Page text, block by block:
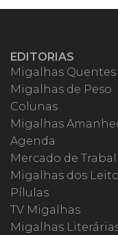
EDITORIAS
Migalhas Quentes
Migalhas de Peso
Colunas
Migalhas
Agenda
Mercado de
Migalhas dos
Pílulas
TV Migalhas
Migalhas